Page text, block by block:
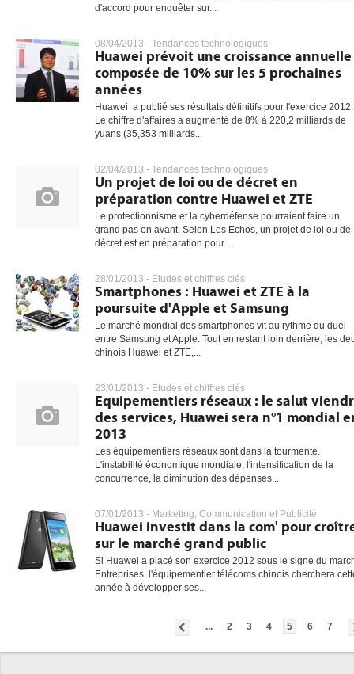
d'accord pour enquêter sur...
08/04/2013 - Tendances technologiques
Huawei prévoit une croissance annuelle
composée de 10% sur les 5 prochaines
années
Huawei a publié ses résultats définitifs pour l'exercice 2012.
Le chiffre d'affaires a augmenté de 8% à 220,2 milliards de
yuans (35,353 milliards...
02/04/2013 - Tendances technologiques
Un projet de loi ou de décret en
préparation contre Huawei et ZTE
Le protectionnisme et la cyberdéfense pourraient faire un
grand pas en avant. Selon Les Echos, un projet de loi ou de
décret est en préparation pour...
28/01/2013 - Etudes et chiffres clés
Smartphones : Huawei et ZTE à la
poursuite d'Apple et Samsung
Le marché mondial des smartphones vit au rythme du duel
entre Samsung et Apple. Tout en restant loin derrière, les
chinois Huawei et ZTE,...
23/01/2013 - Etudes et chiffres clés
Equipementiers réseaux : le salut
des services, Huawei sera n°1 mondial
2013
Les équipementiers réseaux sont dans la tourmente.
L'instabilité économique mondiale, l'intensification de la
concurrence, la diminution des dépenses...
07/01/2013 - Marketing, Communication et Publicité
Huawei investit dans la com' pour
sur le marché grand public
Si Huawei a placé son exercice 2012 sous le signe du
Entreprises, l'équipementier télécoms chinois cherchera
année à développer ses...
... 2 3 4 5 6 7